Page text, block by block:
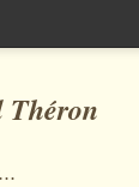
Théron